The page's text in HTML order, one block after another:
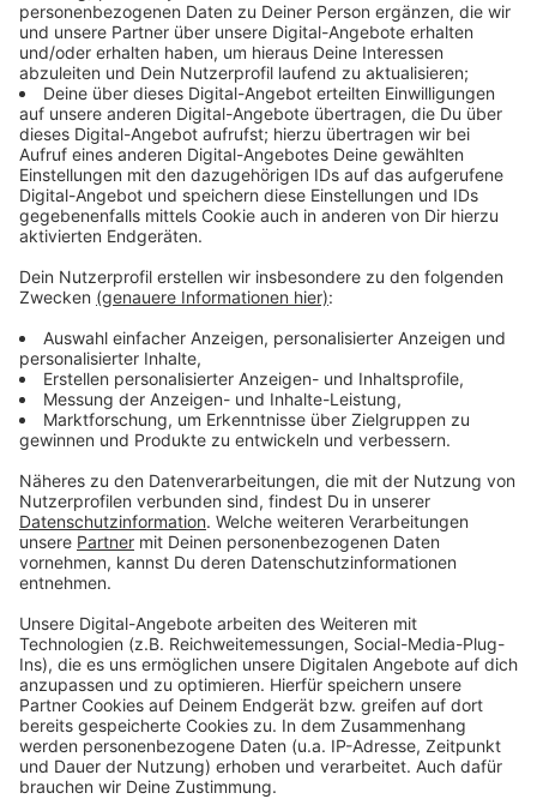
kein Selbstläufer, sondern ist den Anstrengungen
aller Akteurinnen und Akteure vor Ort zu
verdanken und fußt auf einem starken und
erfahrenen Netzwerk.
Anzeige
Anzeige
Nach wie vor finden wieder mehr Kongresse und
Tagungen statt, die Corona-Pandemie scheint
überwunden zu sein. Stärkster Monat im vergangenen
Münster Marketing betreute 30 Tagungen. 750
Menschen nahmen an dem Deutschen
Fachpflegekongress teil, 550 Menschen an der
Internationalen Jahrestagung der Deutschen
sind für Tagungen nach Münster gekommen: Im Mai
trafen sich die Finanzminister:innen hier, im November
ihre Amtskolleg:innen aus dem Umweltressort.
Bernadette Spinnen:
Das Comeback der Präsenzveranstaltungen gibt